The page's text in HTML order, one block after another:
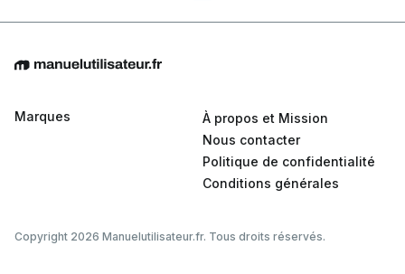
Marques
À propos et Mission
Nous contacter
Politique de confidentialité
Conditions générales
Copyright 2026 Manuelutilisateur.fr. Tous droits réservés.